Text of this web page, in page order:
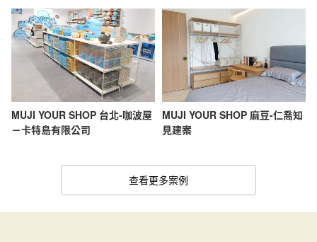
MUJI YOUR SHOP 台北-咖波屋
－卡特島有限公司
MUJI YOUR SHOP 麻豆-仁喬知
見建案
查看更多案例